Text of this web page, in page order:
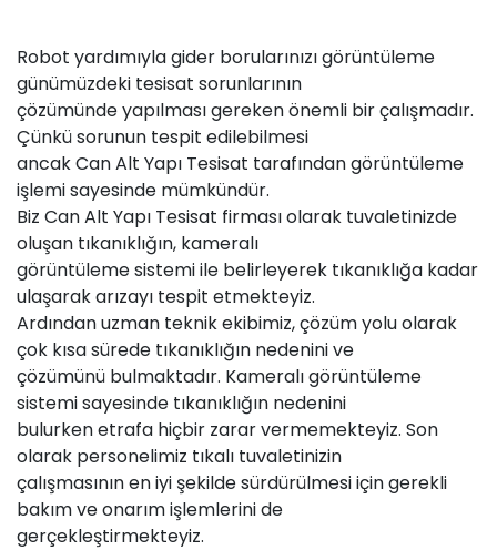
Robot yardımıyla gider borularınızı görüntüleme
günümüzdeki tesisat sorunlarının
çözümünde yapılması gereken önemli bir çalışmadır.
Çünkü sorunun tespit edilebilmesi
ancak Can Alt Yapı Tesisat tarafından görüntüleme
işlemi sayesinde mümkündür.
Biz Can Alt Yapı Tesisat firması olarak tuvaletinizde
oluşan tıkanıklığın, kameralı
görüntüleme sistemi ile belirleyerek tıkanıklığa kadar
ulaşarak arızayı tespit etmekteyiz.
Ardından uzman teknik ekibimiz, çözüm yolu olarak
çok kısa sürede tıkanıklığın nedenini ve
çözümünü bulmaktadır. Kameralı görüntüleme
sistemi sayesinde tıkanıklığın nedenini
bulurken etrafa hiçbir zarar vermemekteyiz. Son
olarak personelimiz tıkalı tuvaletinizin
çalışmasının en iyi şekilde sürdürülmesi için gerekli
bakım ve onarım işlemlerini de
gerçekleştirmekteyiz.